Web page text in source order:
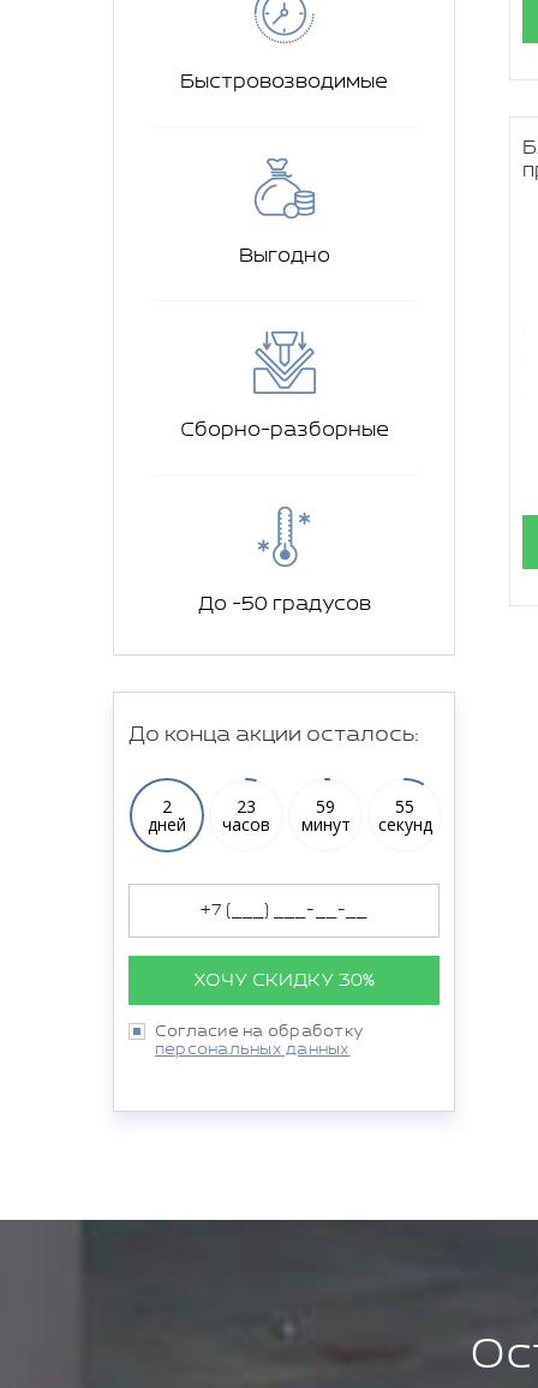
Быстровозводимые
Выгодно
Сборно-разборные
До -50 градусов
До конца акции осталось:
2
дней
23
часов
59
минут
54
секунд
ХОЧУ СКИДКУ 30%
Согласие на обработку
персональных данных